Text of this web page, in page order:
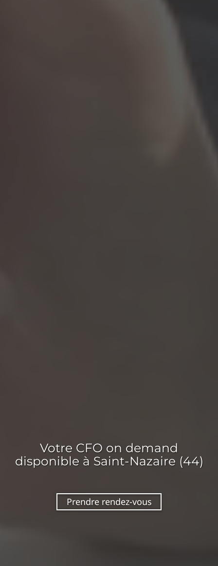
Votre CFO on demand
disponible à Saint-Nazaire (44)
Prendre rendez-vous